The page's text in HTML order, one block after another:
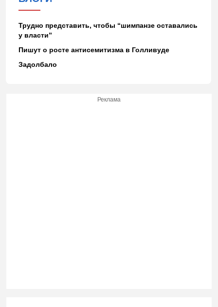
Трудно представить, чтобы “шимпанзе оставались
у власти”
Пишут о росте антисемитизма в Голливуде
Задолбало
Реклама